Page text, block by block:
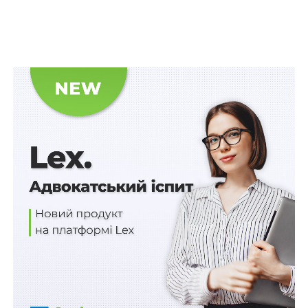
Netpeak Group створила спеціальний покроковий
мануал з проведення благодійного онлайн-івента,
який може використовуватися іншими компаніями. У
ньому прописані всі етапи проведення івенту, від
організації заходу до алгоритму купівлі та передачі
пожежної автівки.
«Ми хочемо популяризувати цю ідею серед IT-
компаній та інших бізнесів. Ми вважаємо, що це
чудовий спосіб зробити щось корисне для України та
її громадян», – додала Ольга Пачесна, CEO Netpeak
Компанія підписала меморандум з ДСНС, тож зможе
виступити в якості контактної особи з